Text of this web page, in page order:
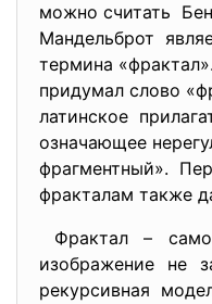
можно считать
Мандельброт
термина
придумал слово
латинское
означающее
фрагментный».
фракталам
Фрактал –
изображение не
рекурсивная